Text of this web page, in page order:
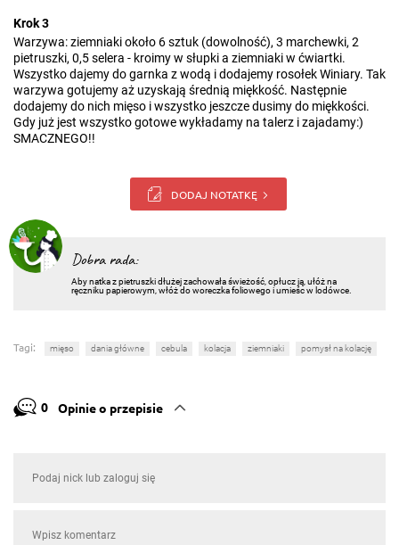
Krok 3
Warzywa: ziemniaki około 6 sztuk (dowolność), 3 marchewki, 2
pietruszki, 0,5 selera - kroimy w słupki a ziemniaki w ćwiartki.
Wszystko dajemy do garnka z wodą i dodajemy rosołek Winiary. Tak
warzywa gotujemy aż uzyskają średnią miękkość. Następnie
dodajemy do nich mięso i wszystko jeszcze dusimy do miękkości.
Gdy już jest wszystko gotowe wykładamy na talerz i zajadamy:)
SMACZNEGO!!
DODAJ NOTATKĘ
Dobra rada:
Aby natka z pietruszki dłużej zachowała świeżość, opłucz ją, ułóż na
ręczniku papierowym, włóż do woreczka foliowego i umieśc w lodówce.
Tagi: mięso dania główne cebula kolacja ziemniaki pomysł na kolację
0 Opinie o przepisie